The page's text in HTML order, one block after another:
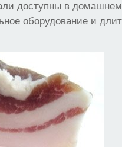
доступны в
оборудование и